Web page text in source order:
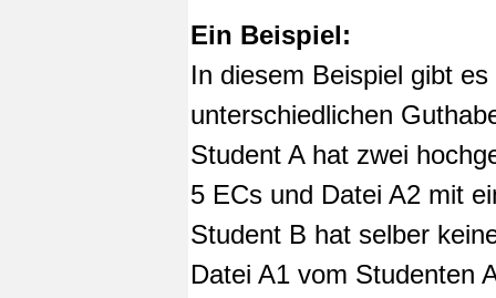
Ein Beispiel:
In diesem Beispiel gibt
unterschiedlichen
Student A hat zwei
5 ECs und Datei A2 mit
Student B hat selber
Datei A1 vom Studenten